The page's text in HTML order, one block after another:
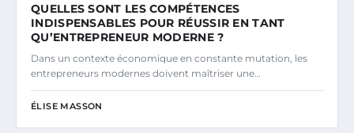
QUELLES SONT LES COMPÉTENCES
INDISPENSABLES POUR RÉUSSIR EN TANT
QU’ENTREPRENEUR MODERNE ?
Dans un contexte économique en constante mutation, les
entrepreneurs modernes doivent maîtriser une…
ÉLISE MASSON